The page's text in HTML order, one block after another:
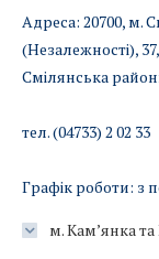
Адреса: 20700, м.
(Незалежності), 37,
Смілянська
тел. (04733) 2 02 33
Графік роботи: з
м. Кам’янка